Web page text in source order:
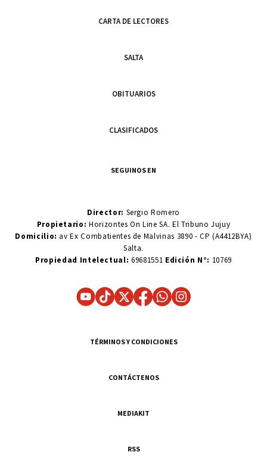
CARTA DE LECTORES
SALTA
OBITUARIOS
CLASIFICADOS
SEGUINOS EN
Director: Sergio Romero
Propietario:Horizontes On Line SA. El Tribuno Jujuy
Domicilio: av Ex Combatientes de Malvinas 3890 - CP (A4412BYA)
Salta.
Propiedad Intelectual: 69681551 Edición N°: 10769
TÉRMINOS Y CONDICIONES
CONTÁCTENOS
MEDIAKIT
RSS